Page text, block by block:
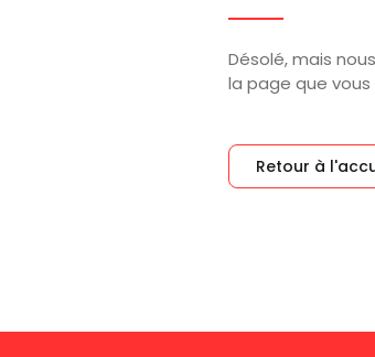
Désolé, mais
la page que vous
Retour à